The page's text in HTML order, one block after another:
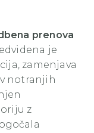
prenova
je
zamenjava
notranjih
z